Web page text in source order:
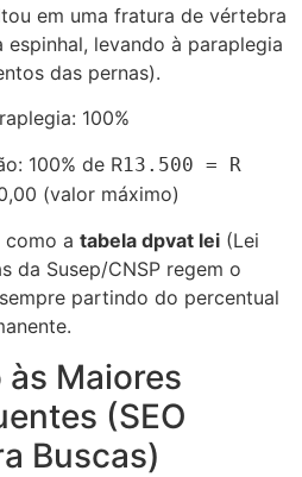
em uma fratura de vértebra
levando à paraplegia
das pernas).
100%
100% de R13.500 = R
(valor máximo)
como a tabela dpvat lei (Lei
da Susep/CNSP regem o
partindo do percentual
Maiores
(SEO
Buscas)